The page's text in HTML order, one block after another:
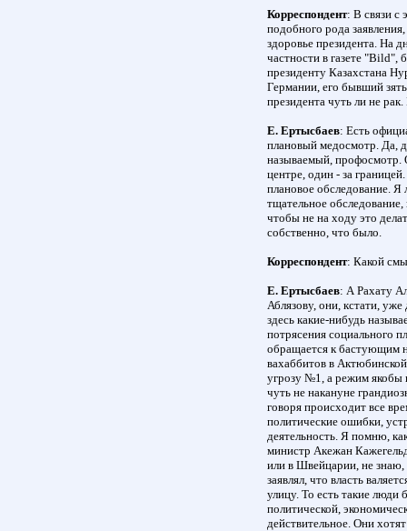
Корреспондент: В связи с
подобного рода
здоровье президента. На
частности в газете "Bild",
президенту Казахстана
Германии, его бывший
президента чуть ли не
Е. Ертысбаев: Есть
плановый медосмотр. Да,
называемый, профосмотр.
центре, один - за
плановое обследование. Я
тщательное
чтобы не на ходу это
собственно, что было.
Корреспондент: Какой
Е. Ертысбаев: А Рахату
Аблязову, они, кстати,
здесь какие-нибудь
потрясения социального
обращается к бастующим
вахаббитов в
угрозу №1, а режим якобы
чуть не накануне
говоря происходит все
политические ошибки,
деятельность. Я помню,
министр Акежан
или в Швейцарии, не знаю,
заявлял, что власть
улицу. То есть такие люди
политической,
действительное. Они